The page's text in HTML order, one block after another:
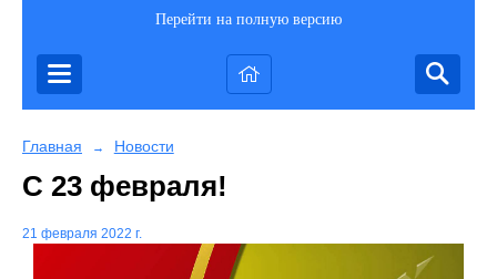
Перейти на полную версию
Главная → Новости
С 23 февраля!
21 февраля 2022 г.